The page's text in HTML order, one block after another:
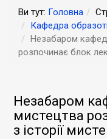
Ви тут: Головна
Кафедра
Незабаром
розпочинає блок
Незабаром
мистецтва
з історії